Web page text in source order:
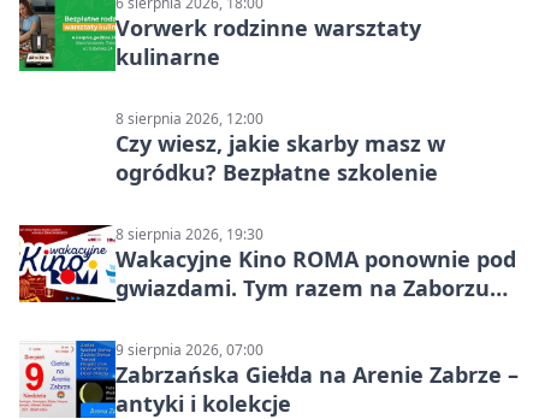
Vorwerk rodzinne warsztaty
kulinarne
8 sierpnia 2026, 12:00
Czy wiesz, jakie skarby masz w
ogródku? Bezpłatne szkolenie
8 sierpnia 2026, 19:30
Wakacyjne Kino ROMA ponownie pod
gwiazdami. Tym razem na Zaborzu
9 sierpnia 2026, 07:00
Zabrzańska Giełda na Arenie Zabrze –
antyki i kolekcje